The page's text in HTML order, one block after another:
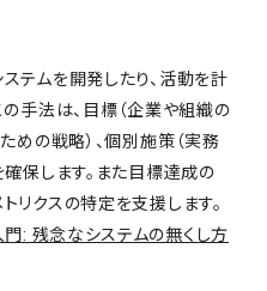
テムを開発したり、活動を計
手法は、目標（企業や組織の
めの戦略）、個別施策（実務
保します。また目標達成の
リクスの特定を支援します。
: 残念なシステムの無くし方